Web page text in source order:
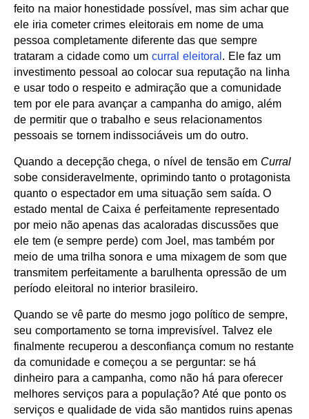
feito na maior honestidade possível, mas sim achar que
ele iria cometer crimes eleitorais em nome de uma
pessoa completamente diferente das que sempre
trataram a cidade como umcurral eleitoral . Ele faz um
investimento pessoal ao colocar sua reputação na linha
e usar todo o respeito e admiração que a comunidade
tem por ele para avançar a campanha do amigo, além
de permitir que o trabalho e seus relacionamentos
pessoais se tornem indissociáveis um do outro.
Quando a decepção chega, o nível de tensão em Curral
sobe consideravelmente, oprimindo tanto o protagonista
quanto o espectador em uma situação sem saída. O
estado mental de Caixa é perfeitamente representado
por meio não apenas das acaloradas discussões que
ele tem (e sempre perde) com Joel, mas também por
meio de uma trilha sonora e uma mixagem de som que
transmitem perfeitamente a barulhenta opressão de um
período eleitoral no interior brasileiro.
Quando se vê parte do mesmo jogo político de sempre,
seu comportamento se torna imprevisível. Talvez ele
finalmente recuperou a desconfiança comum no restante
da comunidade e começou a se perguntar: se há
dinheiro para a campanha, como não há para oferecer
melhores serviços para a população? Até que ponto os
serviços e qualidade de vida são mantidos ruins apenas